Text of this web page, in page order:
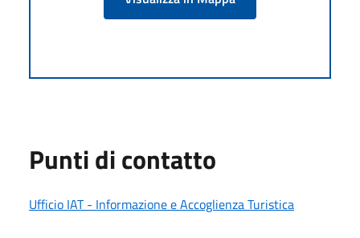
Punti di contatto
Ufficio IAT - Informazione e Accoglienza Turistica